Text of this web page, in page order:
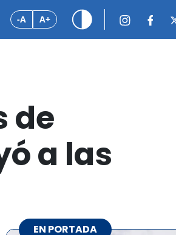
-A A+
de
a las
EN PORTADA